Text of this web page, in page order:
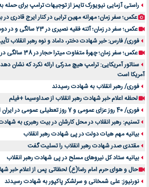
راستی آزمایی نیویورک تایمز از توجیهات ترامپ برای حمله
عکس؛ سفر زمان؛ مهرانه مهین ترابی در کنار ایرج قادری در
عکس؛ سفر در زمان؛ آتنه فقیه نصیری در 23 سالگی و در دومین فیلم اش؛ سال 70
فوری/ فارس: خبر شهادت دختر، داماد و نوه رهبر انقلاب
عکس؛ سفر زمان؛ چهرۀ متفاوت میترا حجار در 38 سالگی در فیلم 360 درجه
سناتور آمریکایی: ترامپ هیچ مدرکی ارائه نکرد که نشان
آمریکا است
فوری/ رهبر انقلاب به شهادت رسیدند
لحظه اعلام خبر شهادت رهبر انقلاب از صداوسیما +فیلم
فوری/ 40 روز عزای عمومی و 7 روز تعطیلی عمومی در ایران اعلام شد
تسنیم: رهبر انقلاب در محل کارشان در بیت رهبری به
بیانیه مهم هیات دولت در پی شهادت رهبر انقلاب
مقتدی صدر شهادت رهبر انقلاب را تسلیت گفت
بیانیه ستاد کل نیروهای مسلح در پی شهادت رهبر انقلاب
حال و هوای حرم امام رضا(ع) لحظاتی پس از اعلام خبر
نورنیوز: علی شمخانی و سرلشکر پاکپور به شهادت رسیدند